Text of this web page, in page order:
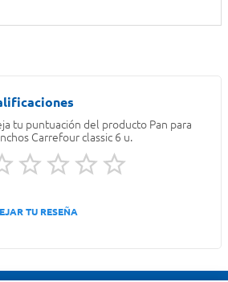
tu puntuación del producto Pan para
Carrefour classic 6 u.
TU RESEÑA